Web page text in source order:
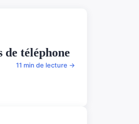
téléphone
11 min de lecture →